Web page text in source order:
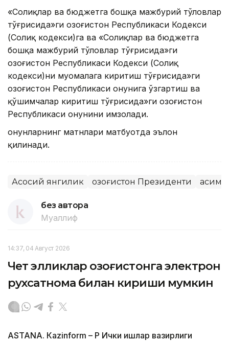
«Солиқлар ва бюджетга бошқа мажбурий тўловлар
тўғрисида»ги Қозоғистон Республикаси Кодекси
(Солиқ кодекси)га ва «Солиқлар ва бюджетга
бошқа мажбурий тўловлар тўғрисида»ги
Қозоғистон Республикаси Кодекси (Солиқ
кодекси)ни муомалага киритиш тўғрисида»ги
Қозоғистон Республикаси Қонунига ўзгартиш ва
қўшимчалар киритиш тўғрисида»ги Қозоғистон
Республикаси Қонунини имзолади.
Қонунларнинг матнлари матбуотда эълон
қилинади.
Асосий янгилик Қозоғистон Президенти
без автора
Муаллиф
14:37, 04 Август 2026
Чет элликлар Қозоғистонга электрон
рухсатнома билан кириши мумкин
ASTANА. Кazinform – ҚР Ички ишлар вазирлиги